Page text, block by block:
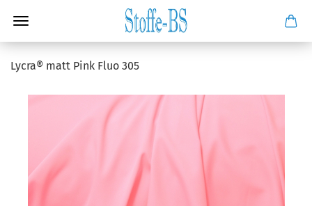
Lycra® matt Pink Fluo 305